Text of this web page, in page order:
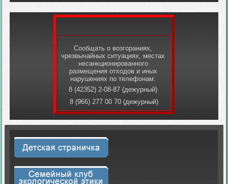
Сообщать о возгораниях,
чрезвычайных ситуациях, местах
несанкционированного
размещения отходов и иных
нарушениях по телефонам:
8 (42352) 2-08-87 (дежурный)
8 (966) 277 00 70 (дежурный)